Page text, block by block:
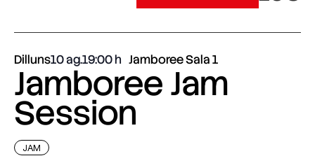
Dilluns10 ag.19:00 Jamboree Sala 1
Jamboree Jam
Session
JAM